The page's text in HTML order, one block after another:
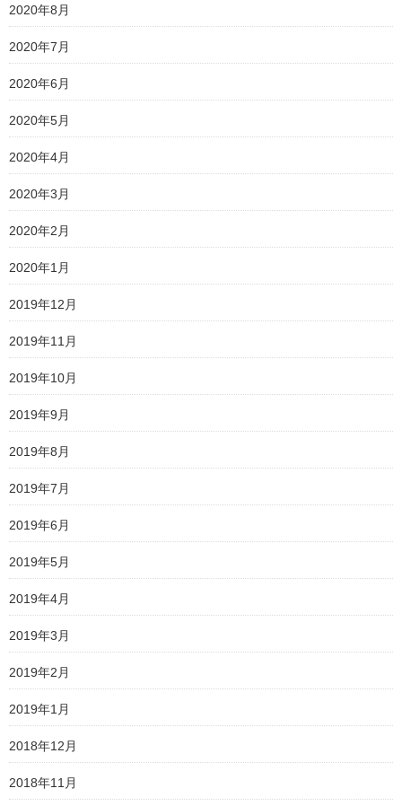
2020年8月
2020年7月
2020年6月
2020年5月
2020年4月
2020年3月
2020年2月
2020年1月
2019年12月
2019年11月
2019年10月
2019年9月
2019年8月
2019年7月
2019年6月
2019年5月
2019年4月
2019年3月
2019年2月
2019年1月
2018年12月
2018年11月